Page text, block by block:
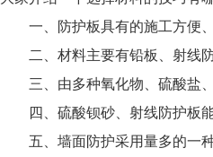
一、防护板具有的施工方便、
二、材料主要有铅板、射线防
三、由多种氧化物、硫酸盐、
四、硫酸钡砂、射线防护板能
五、墙面防护采用量多的一种